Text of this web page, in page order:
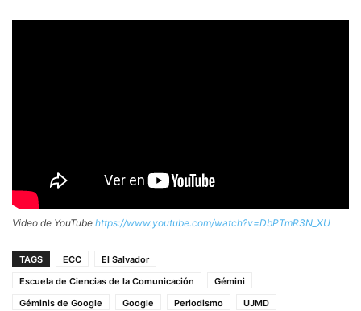
Video de YouTube https://www.youtube.com/watch?v=DbPTmR3N_XU
TAGS ECC
El Salvador
Escuela de Ciencias de la Comunicación
Gémini
Géminis de Google
Google Periodismo
UJMD